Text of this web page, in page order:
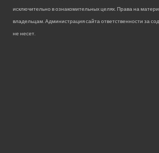
исключительно в ознакомительных целях. Права на
владельцам. Администрация сайта ответственности за
не несет.